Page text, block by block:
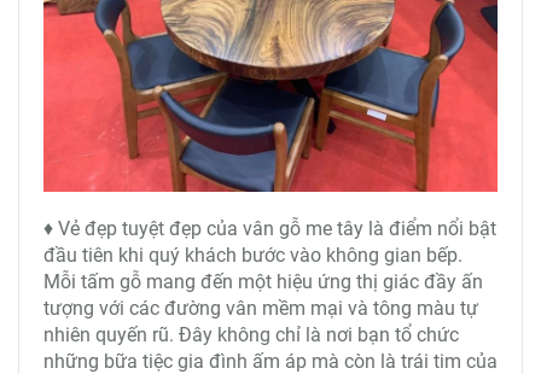
♦ Vẻ đẹp tuyệt đẹp của vân gỗ me tây là điểm nổi bật
đầu tiên khi quý khách bước vào không gian bếp.
Mỗi tấm gỗ mang đến một hiệu ứng thị giác đầy ấn
tượng với các đường vân mềm mại và tông màu tự
nhiên quyến rũ. Đây không chỉ là nơi bạn tổ chức
những bữa tiệc gia đình ấm áp mà còn là trái tim của